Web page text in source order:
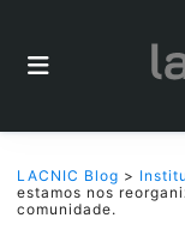
LACNIC Blog >
estamos nos
comunidade.